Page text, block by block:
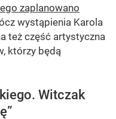
zaplanowano
wystąpienia Karola
też część artystyczna
którzy będą
Witczak